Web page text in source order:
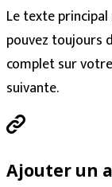
Le texte
pouvez toujours
complet sur
suivante.
Ajouter un